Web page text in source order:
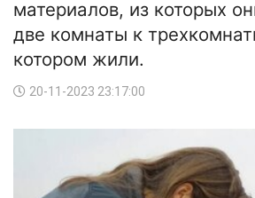
материалов, из которых
две комнаты к
котором жили.
20-11-2023 23:17:00